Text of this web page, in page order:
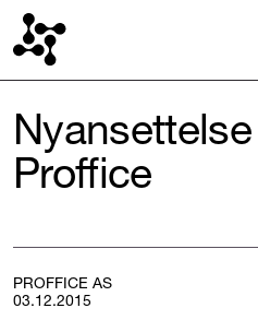
Proffice
PROFFICE AS
03.12.2015